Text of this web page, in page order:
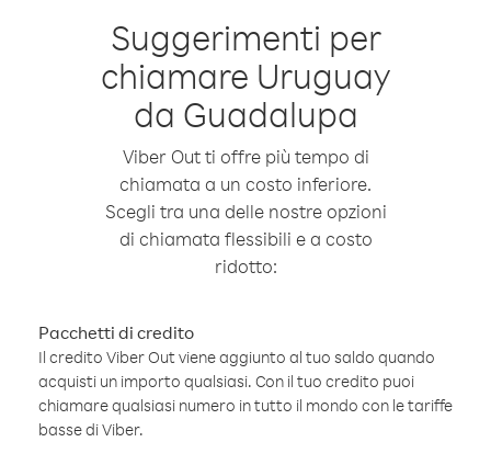
Suggerimenti per
chiamare Uruguay
da Guadalupa
Viber Out ti offre più tempo di
chiamata a un costo inferiore.
Scegli tra una delle nostre opzioni
di chiamata flessibili e a costo
ridotto:
Pacchetti di credito
Il credito Viber Out viene aggiunto al tuo saldo quando
acquisti un importo qualsiasi. Con il tuo credito puoi
chiamare qualsiasi numero in tutto il mondo con le tariffe
basse di Viber.